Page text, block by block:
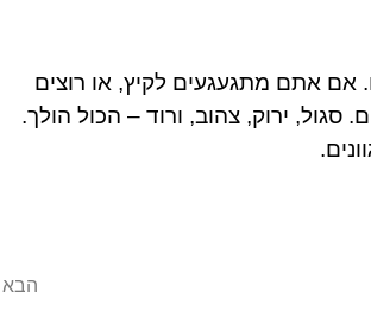
אתם מתגעגעים לקיץ, או רוצים
ירוק, צהוב, ורוד – הכול הולך.
הבא